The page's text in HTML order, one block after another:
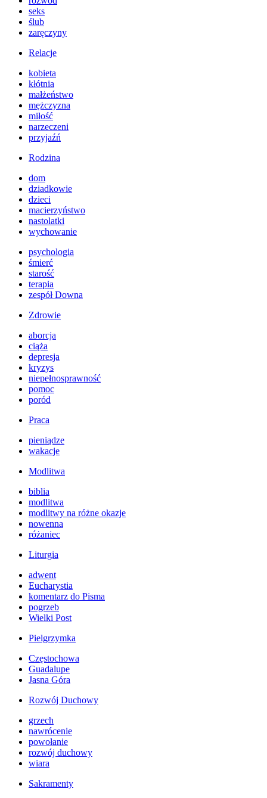
seks
ślub
zaręczyny
Relacje
kobieta
kłótnia
małżeństwo
mężczyzna
miłość
narzeczeni
przyjaźń
Rodzina
dom
dziadkowie
dzieci
macierzyństwo
nastolatki
wychowanie
psychologia
śmierć
starość
terapia
zespół Downa
Zdrowie
aborcja
ciąża
depresja
kryzys
niepełnosprawność
pomoc
poród
Praca
pieniądze
wakacje
Modlitwa
biblia
modlitwa
modlitwy na różne okazje
nowenna
różaniec
Liturgia
adwent
Eucharystia
komentarz do Pisma
pogrzeb
Wielki Post
Pielgrzymka
Częstochowa
Guadalupe
Jasna Góra
Rozwój Duchowy
grzech
nawrócenie
powołanie
rozwój duchowy
wiara
Sakramenty